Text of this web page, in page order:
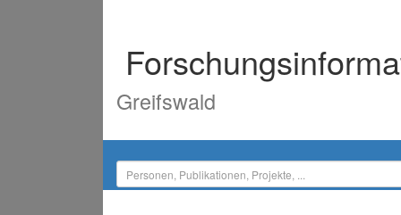
Greifswald